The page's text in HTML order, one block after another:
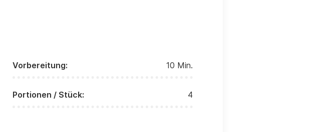
Vorbereitung: 10 Min.
Portionen / Stück: 4